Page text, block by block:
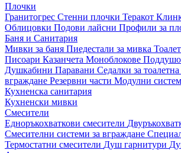
Плочки
Гранитогрес Стенни плочки Теракот
Облицовки Подови лайсни Профили за
Баня и Санитария
Мивки за баня Пиедестали за мивка
Писоари Казанчета Моноблокове
Душкабини Паравани Седалки за тоалетна
вграждане Резервни части Модулни
Кухненска санитария
Кухненски мивки
Смесители
Едноръкохваткови смесители
Смесителни системи за вграждане
Термостатни смесители Душ гарнитури